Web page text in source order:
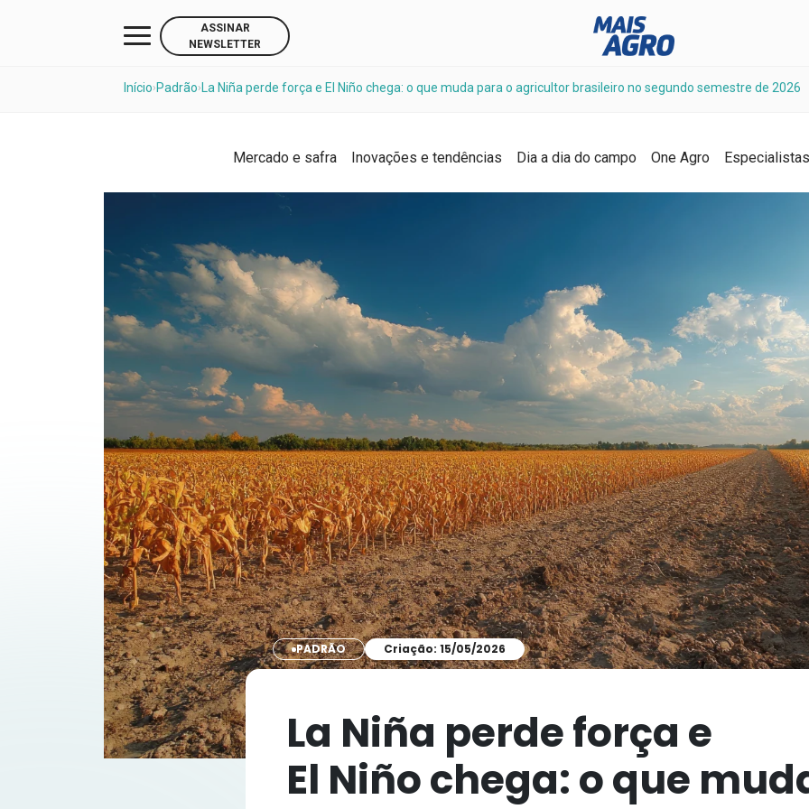
ASSINAR
NEWSLETTER
Início› Padrão› La Niña perde força e El Niño chega: o que muda para o agricultor brasileiro no segundo semestre de 2026
Mercado e safra Inovações e tendências Dia a dia do campo One Agro Especialistas
PADRÃO Criação: 15/05/2026
La Niña perde força e
El Niño chega: o que